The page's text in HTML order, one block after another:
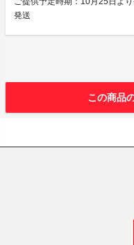
発送
この商品